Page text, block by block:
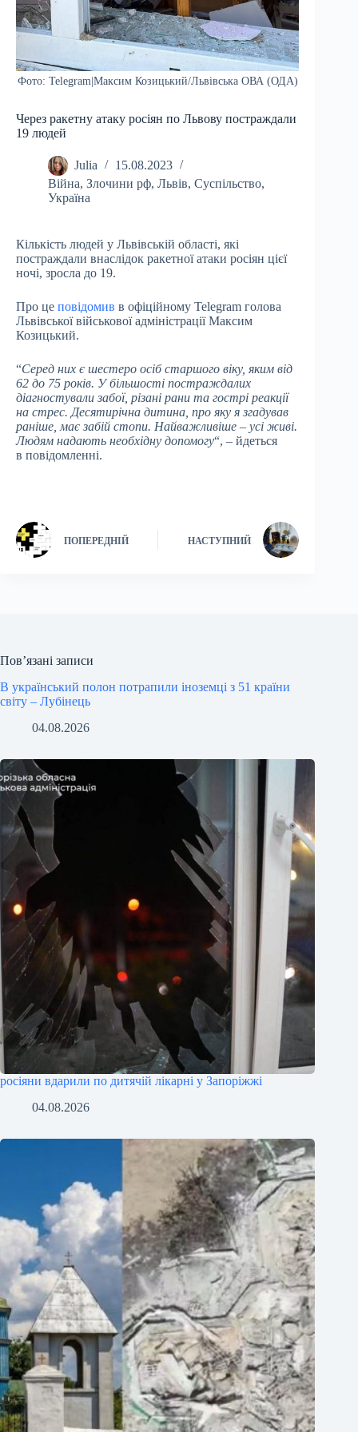
Фото: Telegram|Максим Козицький/Львівська ОВА (ОДА)
Через ракетну атаку росіян по Львову постраждали
19 людей
Julia
15.08.2023
Війна, Злочини рф, Львів, Суспільство,
Україна
Кількість людей у Львівській області, які
постраждали внаслідок ракетної атаки pociян цієї
ночі, зросла до 19.
Про це повідомив в офіційному Telegram голова
Львівської військової адміністрації Максим
Козицький.
“Серед них є шестеро осіб старшого віку, яким від
62 до 75 років. У більшості постраждалих
діагностували забої, різані рани та гострі реакції
на стрес. Десятирічна дитина, про яку я згадував
раніше, має забій стопи. Найважливіше – усі живі.
Людям надають необхідну допомогу“, – йдеться
в повідомленні.
ПОПЕРЕДНІЙ НАСТУПНИЙ
Пов’язані записи
В український полон потрапили іноземці з 51 країни
світу – Лубінець
04.08.2026
росіяни вдарили по дитячій лікарні у Запоріжжі
04.08.2026